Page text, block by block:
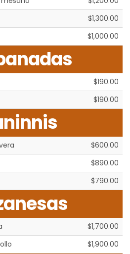
$1,300.00
$1,000.00
$190.00
$190.00
$600.00
$890.00
$790.00
$1,700.00
$1,900.00